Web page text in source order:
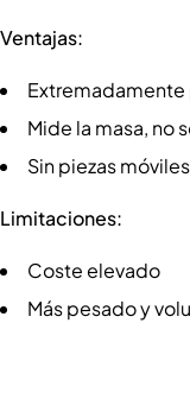
Ventajas:
Mide la masa, no
Sin piezas móviles
Limitaciones:
Coste elevado
Más pesado y